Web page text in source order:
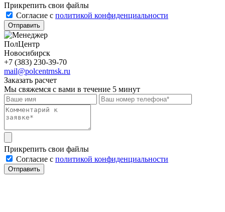
Прикрепить свои файлы
Cогласие с политикой конфиденциальности
Отправить
ПолЦентр
Новосибирск
+7 (383) 230-39-70
mail@polcentrnsk.ru
Заказать расчет
Мы свяжемся с вами в течение 5 минут
Прикрепить свои файлы
Cогласие с политикой конфиденциальности
Отправить